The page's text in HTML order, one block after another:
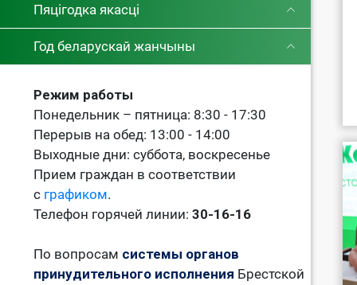
Пяцігодка якасці
Год беларускай жанчыны
Режим работы
Понедельник – пятница: 8:30 - 17:30
Перерыв на обед: 13:00 - 14:00
Выходные дни: суббота, воскресенье
Прием граждан в соответствии
с графиком.
Телефон горячей линии: 30-16-16
По вопросам системы органов
принудительного исполнения Брестской